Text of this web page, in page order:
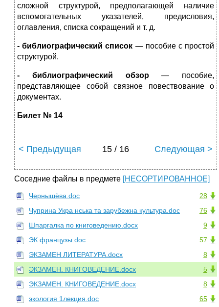
сложной структурой, предполагающей наличие
вспомогательных ука­зателей, предисловия,
оглавления, списка сокращений и т. д.
- библиографический список — пособие с простой
струк­турой.
- библиографический обзор— пособие,
представляющее собой связное повествование о
документах.
Билет № 14
< Предыдущая 15 / 16 Следующая >
Соседние файлы в предмете [НЕСОРТИРОВАННОЕ]
28
Чернышёва.doc
76
Чуприна Укра нська та зарубежна культура.doc
9
Шпаргалка по книговедению.docx
57
ЭК французы.doc
8
ЭКЗАМЕН ЛИТЕРАТУРА.docx
5
ЭКЗАМЕН. КНИГОВЕДЕНИЕ.docx
8
ЭКЗАМЕН. КНИГОВЕДЕНИЕ.docx
65
экология 1лекция.doc